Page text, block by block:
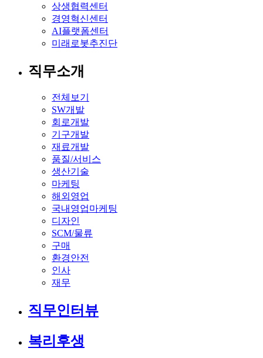
상생협력센터
경영혁신센터
AI플랫폼센터
미래로봇추진단
직무소개
전체보기
SW개발
회로개발
기구개발
재료개발
품질/서비스
생산기술
마케팅
해외영업
국내영업마케팅
디자인
SCM/물류
구매
환경안전
인사
재무
직무인터뷰
복리후생